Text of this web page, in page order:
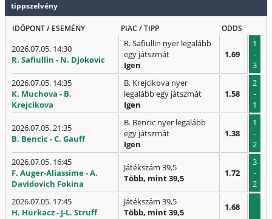
tippszelvény
IDŐPONT / ESEMÉNY PIAC / TIPP ODDS
2026.07.05. 14:30
R. Safiullin - N. Djokovic
R. Safiullin nyer legalább
egy játszmát
Igen
1.69
1
-
3
2026.07.05. 14:35
K. Muchova - B.
Krejcikova
B. Krejcikova nyer
legalább egy játszmát
Igen
1.58
2
-
1
2026.07.05. 21:35
B. Bencic - C. Gauff
B. Bencic nyer legalább
egy játszmát
Igen
1.38
1
-
2
2026.07.05. 16:45
F. Auger-Aliassime - A.
Davidovich Fokina
Játékszám 39,5
Több, mint 39,5
1.72
3
-
2
2026.07.05. 17:45
H. Hurkacz - J-L. Struff
Játékszám 39,5
Több, mint 39,5
1.68